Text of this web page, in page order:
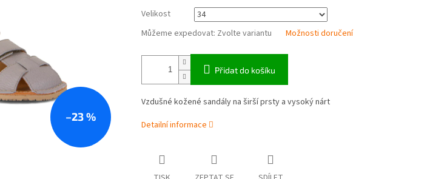
–23 %
cena:
Velikost
Můžeme expedovat: Zvolte variantu Možnosti doručení
Přidat do košíku
Vzdušné kožené sandály na širší prsty a vysoký nárt
Detailní informace